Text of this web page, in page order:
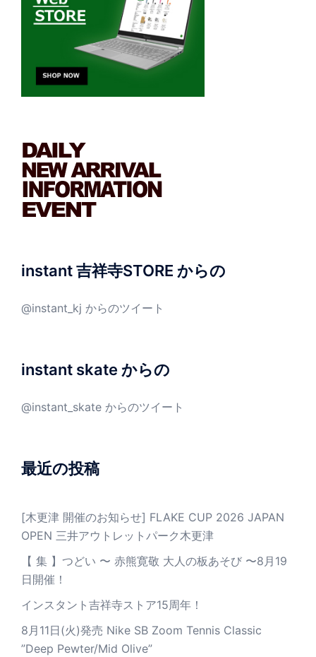
instant 吉祥寺STORE からの
@instant_kj からのツイート
instant skate からの
@instant_skate からのツイート
最近の投稿
[木更津 開催のお知らせ] FLAKE CUP 2026 JAPAN
OPEN 三井アウトレットパーク木更津
【 集 】つどい 〜 赤熊寛敬 大人の板あそび 〜8月19
日開催！
インスタント吉祥寺ストア15周年！
8月11日(火)発売 Nike SB Zoom Tennis Classic
”Deep Pewter/Mid Olive”